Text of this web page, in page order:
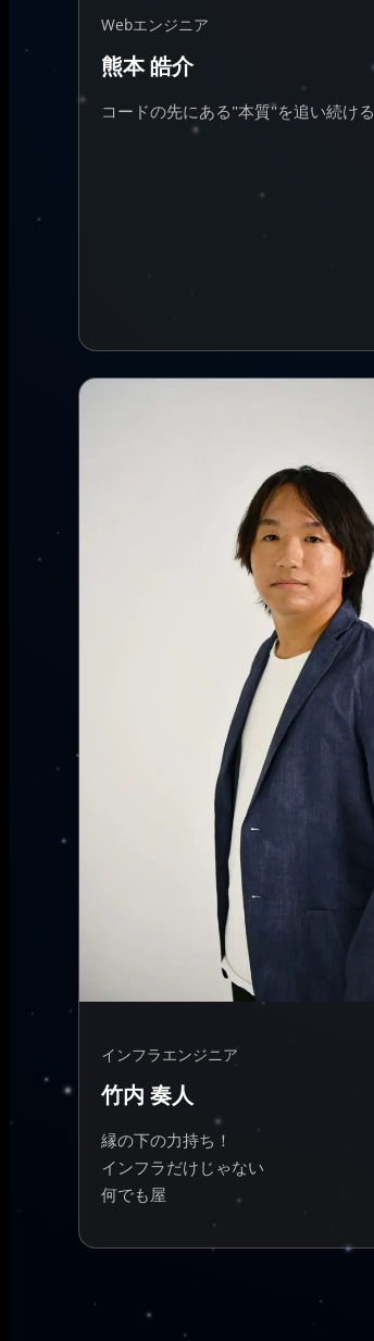
Webエンジニア
熊本 皓介
コードの先にある"本質"を追い続ける
インフラエンジニア
竹内 奏人
縁の下の力持ち！
インフラだけじゃない
何でも屋